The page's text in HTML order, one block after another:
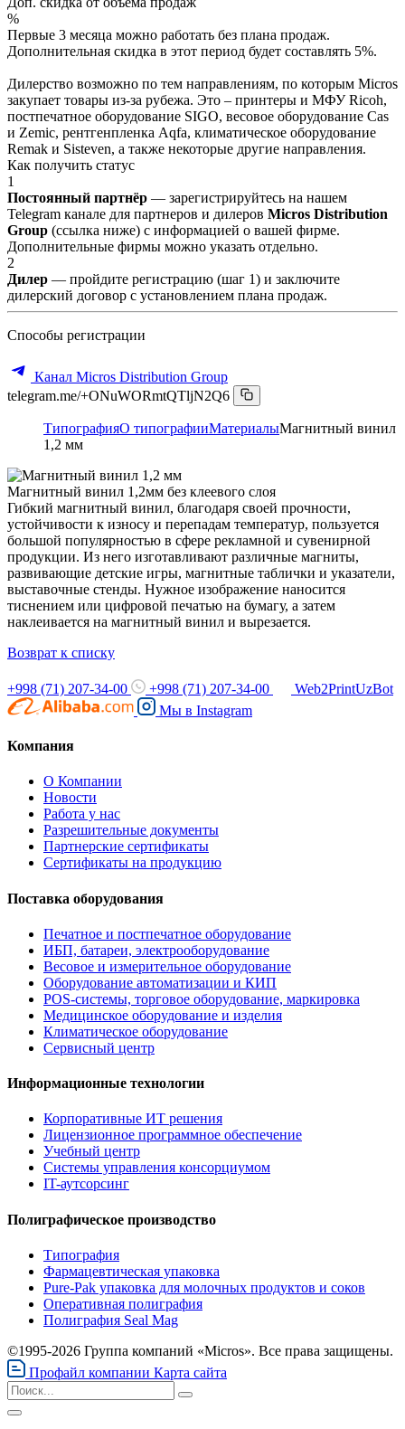
%
Первые 3 месяца можно работать без плана продаж.
Дополнительная скидка в этот период будет составлять 5%.
Дилерство возможно по тем направлениям, по которым Micros
закупает товары из-за рубежа. Это – принтеры и МФУ Ricoh,
постпечатное оборудование SIGO, весовое оборудование Cas
и Zemic, рентгенпленка Aqfa, климатическое оборудование
Remak и Sisteven, а также некоторые другие направления.
Как получить статус
1
Постоянный партнёр — зарегистрируйтесь на нашем
Telegram канале для партнеров и дилеров Micros Distribution
Group (ссылка ниже) с информацией о вашей фирме.
Дополнительные фирмы можно указать отдельно.
2
Дилер — пройдите регистрацию (шаг 1) и заключите
дилерский договор с установлением плана продаж.
Способы регистрации
Канал Micros Distribution Group
telegram.me/+ONuWORmtQTljN2Q6
ТипографияО типографииМатериалыМагнитный винил
1,2 мм
Магнитный винил 1,2мм без клеевого слоя
Гибкий магнитный винил, благодаря своей прочности,
устойчивости к износу и перепадам температур, пользуется
большой популярностью в сфере рекламной и сувенирной
продукции. Из него изготавливают различные магниты,
развивающие детские игры, магнитные таблички и указатели,
выставочные стенды. Нужное изображение наносится
тиснением или цифровой печатью на бумагу, а затем
наклеивается на магнитный винил и вырезается.
Возврат к списку
+998 (71) 207-34-00 +998 (71) 207-34-00
Web2PrintUzBot
Мы в Instagram
Компания
О Компании
Новости
Работа у нас
Разрешительные документы
Партнерские сертификаты
Сертификаты на продукцию
Поставка оборудования
Печатное и постпечатное оборудование
ИБП, батареи, электрооборудование
Весовое и измерительное оборудование
Оборудование автоматизации и КИП
POS-системы, торговое оборудование, маркировка
Медицинское оборудование и изделия
Климатическое оборудование
Сервисный центр
Информационные технологии
Корпоративные ИТ решения
Лицензионное программное обеспечение
Учебный центр
Системы управления консорциумом
IT-аутсорсинг
Полиграфическое производство
Типография
Фармацевтическая упаковка
Pure-Pak упаковка для молочных продуктов и соков
Оперативная полиграфия
Полиграфия Seal Mag
©1995-2026 Группа компаний «Micros». Все права защищены.
Профайл компании Карта сайта